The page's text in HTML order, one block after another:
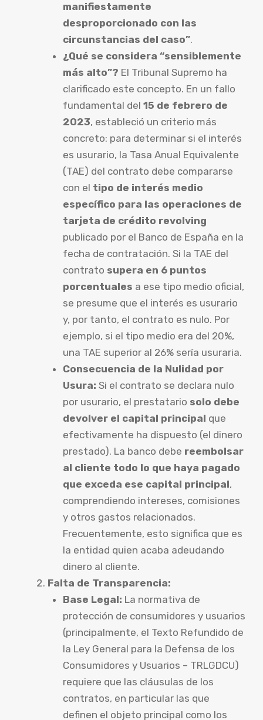
manifiestamente
desproporcionado con las
circunstancias del caso”.
¿Qué se considera “sensiblemente
más alto”? El Tribunal Supremo ha
clarificado este concepto. En un fallo
fundamental del 15 de febrero de
2023, estableció un criterio más
concreto: para determinar si el interés
es usurario, la Tasa Anual Equivalente
(TAE) del contrato debe compararse
con el tipo de interés medio
específico para las operaciones de
tarjeta de crédito revolving
publicado por el Banco de España en la
fecha de contratación. Si la TAE del
contrato supera en 6 puntos
porcentuales a ese tipo medio oficial,
se presume que el interés es usurario
y, por tanto, el contrato es nulo. Por
ejemplo, si el tipo medio era del 20%,
una TAE superior al 26% sería usuraria.
Consecuencia de la Nulidad por
Usura: Si el contrato se declara nulo
por usurario, el prestatario solo debe
devolver el capital principal que
efectivamente ha dispuesto (el dinero
prestado). La banco debe reembolsar
al cliente todo lo que haya pagado
que exceda ese capital principal,
comprendiendo intereses, comisiones
y otros gastos relacionados.
Frecuentemente, esto significa que es
la entidad quien acaba adeudando
dinero al cliente.
Falta de Transparencia:
Base Legal: La normativa de
protección de consumidores y usuarios
(principalmente, el Texto Refundido de
la Ley General para la Defensa de los
Consumidores y Usuarios – TRLGDCU)
requiere que las cláusulas de los
contratos, en particular las que
definen el objeto principal como los